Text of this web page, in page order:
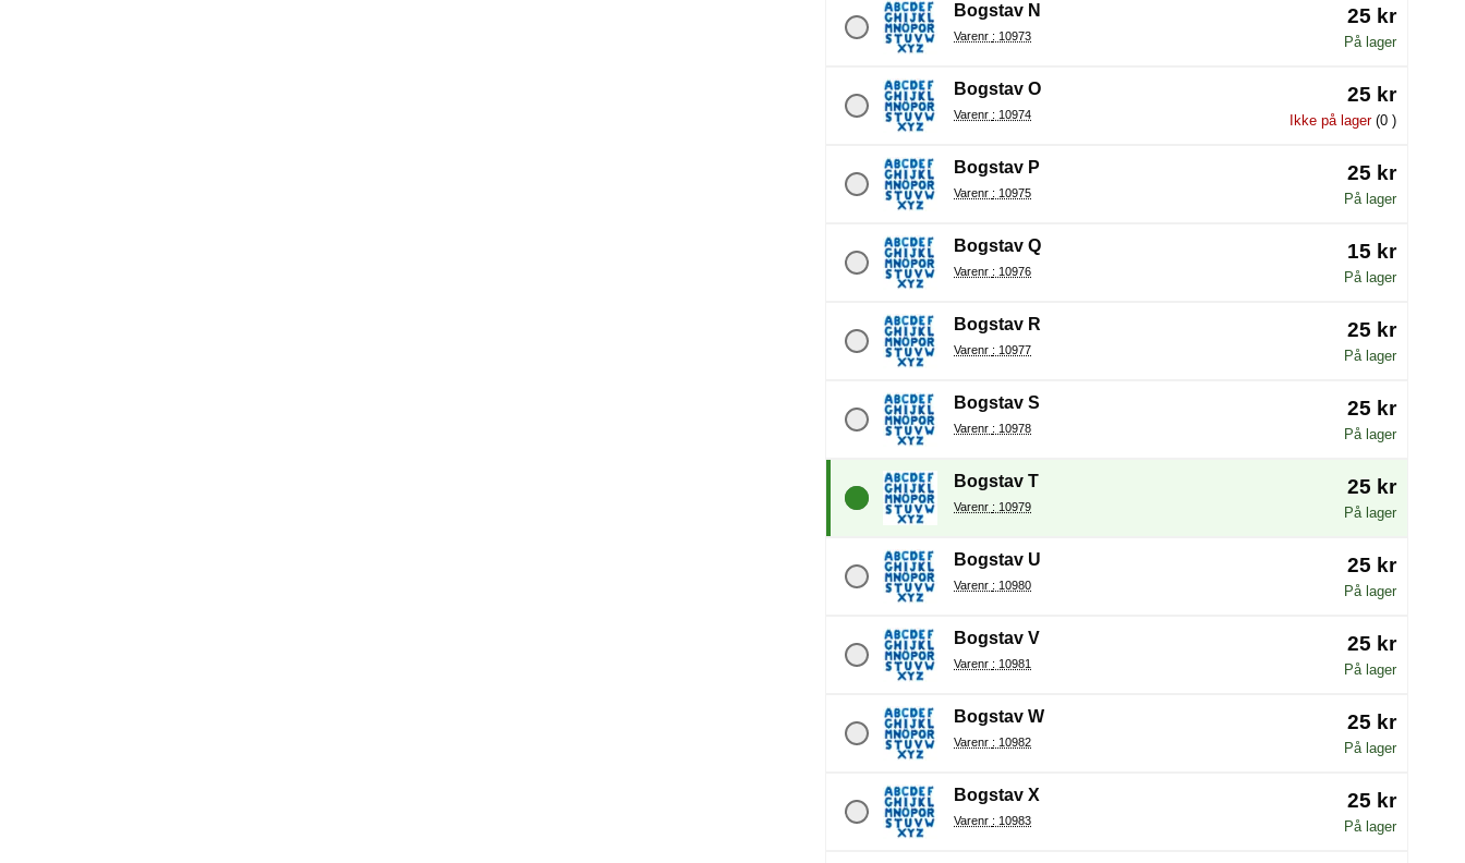
Bogstav N
Varenr : 10973
25 kr
På lager
Bogstav O
Varenr : 10974
25 kr
Ikke på lager(0 )
Bogstav P
Varenr : 10975
25 kr
På lager
Bogstav Q
Varenr : 10976
15 kr
På lager
Bogstav R
Varenr : 10977
25 kr
På lager
Bogstav S
Varenr : 10978
25 kr
På lager
Bogstav T
Varenr : 10979
25 kr
På lager
Bogstav U
Varenr : 10980
25 kr
På lager
Bogstav V
Varenr : 10981
25 kr
På lager
Bogstav W
Varenr : 10982
25 kr
På lager
Bogstav X
Varenr : 10983
25 kr
På lager